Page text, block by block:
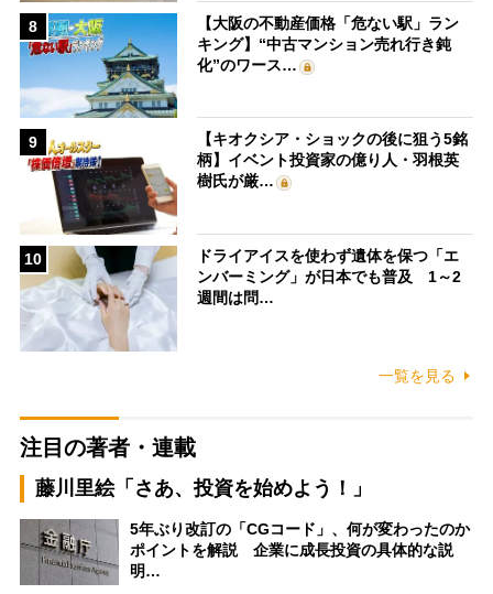
8
【大阪の不動産価格「危ない駅」ラン
キング】“中古マンション売れ行き鈍
化”のワース…
9
【キオクシア・ショックの後に狙う5銘
柄】イベント投資家の億り人・羽根英
樹氏が厳…
10
ドライアイスを使わず遺体を保つ「エ
ンバーミング」が日本でも普及 1～2
週間は問…
一覧を見る
注目の著者・連載
藤川里絵「さあ、投資を始めよう！」
5年ぶり改訂の「CGコード」、何が変わったのか
ポイントを解説 企業に成長投資の具体的な説
明…